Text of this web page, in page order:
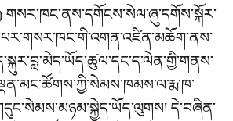
དེ་བཞིན་